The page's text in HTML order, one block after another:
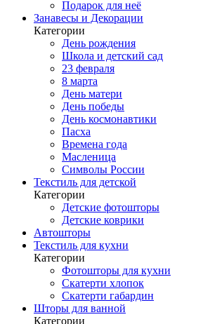
Подарок для неё
Занавесы и Декорации
Категории
День рождения
Школа и детский сад
23 февраля
8 марта
День матери
День победы
День космонавтики
Пасха
Времена года
Масленица
Символы России
Текстиль для детской
Категории
Детские фотошторы
Детские коврики
Автошторы
Текстиль для кухни
Категории
Фотошторы для кухни
Скатерти хлопок
Скатерти габардин
Шторы для ванной
Категории